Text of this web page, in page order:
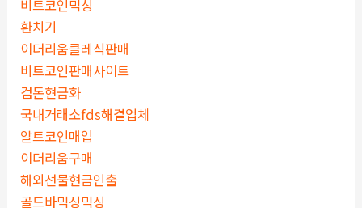
비트코인믹싱
환치기
이더리움클레식판매
비트코인판매사이트
검돈현금화
국내거래소fds해결업체
알트코인매입
이더리움구매
해외선물현금인출
골드바믹싱믹싱